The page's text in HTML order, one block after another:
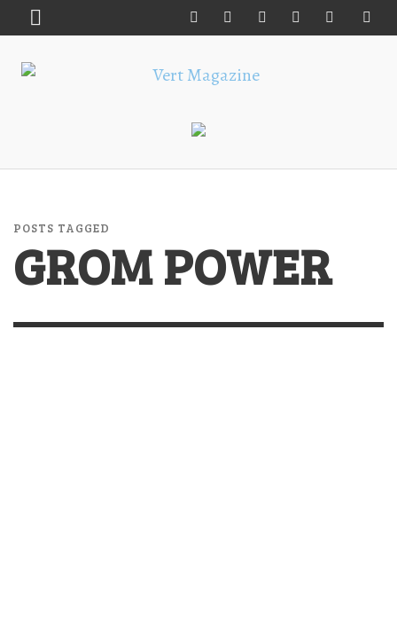
POSTS TAGGED
GROM POWER